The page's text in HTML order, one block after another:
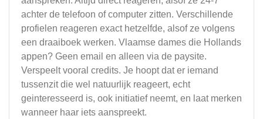
achter de telefoon of computer zitten. Verschillende
profielen reageren exact hetzelfde, alsof ze volgens
een draaiboek werken. Vlaamse dames die Hollands
appen? Geen email en alleen via de paysite.
Verspeelt vooral credits. Je hoopt dat er iemand
tussenzit die wel natuurlijk reageert, echt
geinteresseerd is, ook initiatief neemt, en laat merken
wanneer haar iets aanspreekt.